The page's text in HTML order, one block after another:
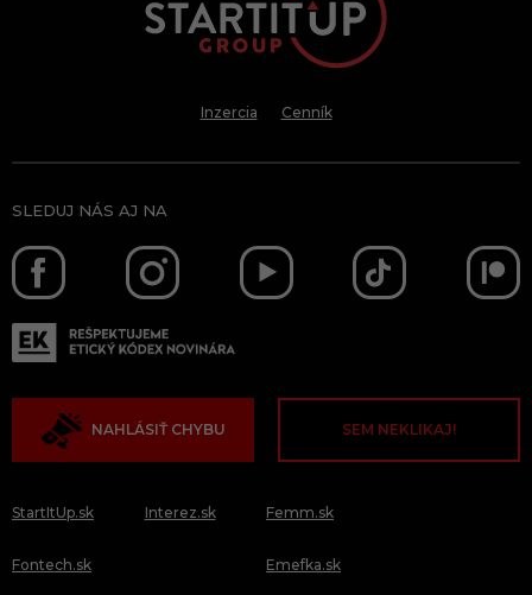
Inzercia Cenník
SLEDUJ NÁS AJ NA
NAHLÁSIŤ CHYBU SEM NEKLIKAJ!
StartItUp.sk
Fontech.sk
Interez.sk Femm.sk
Emefka.sk